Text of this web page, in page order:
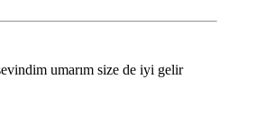
umarım size de iyi gelir